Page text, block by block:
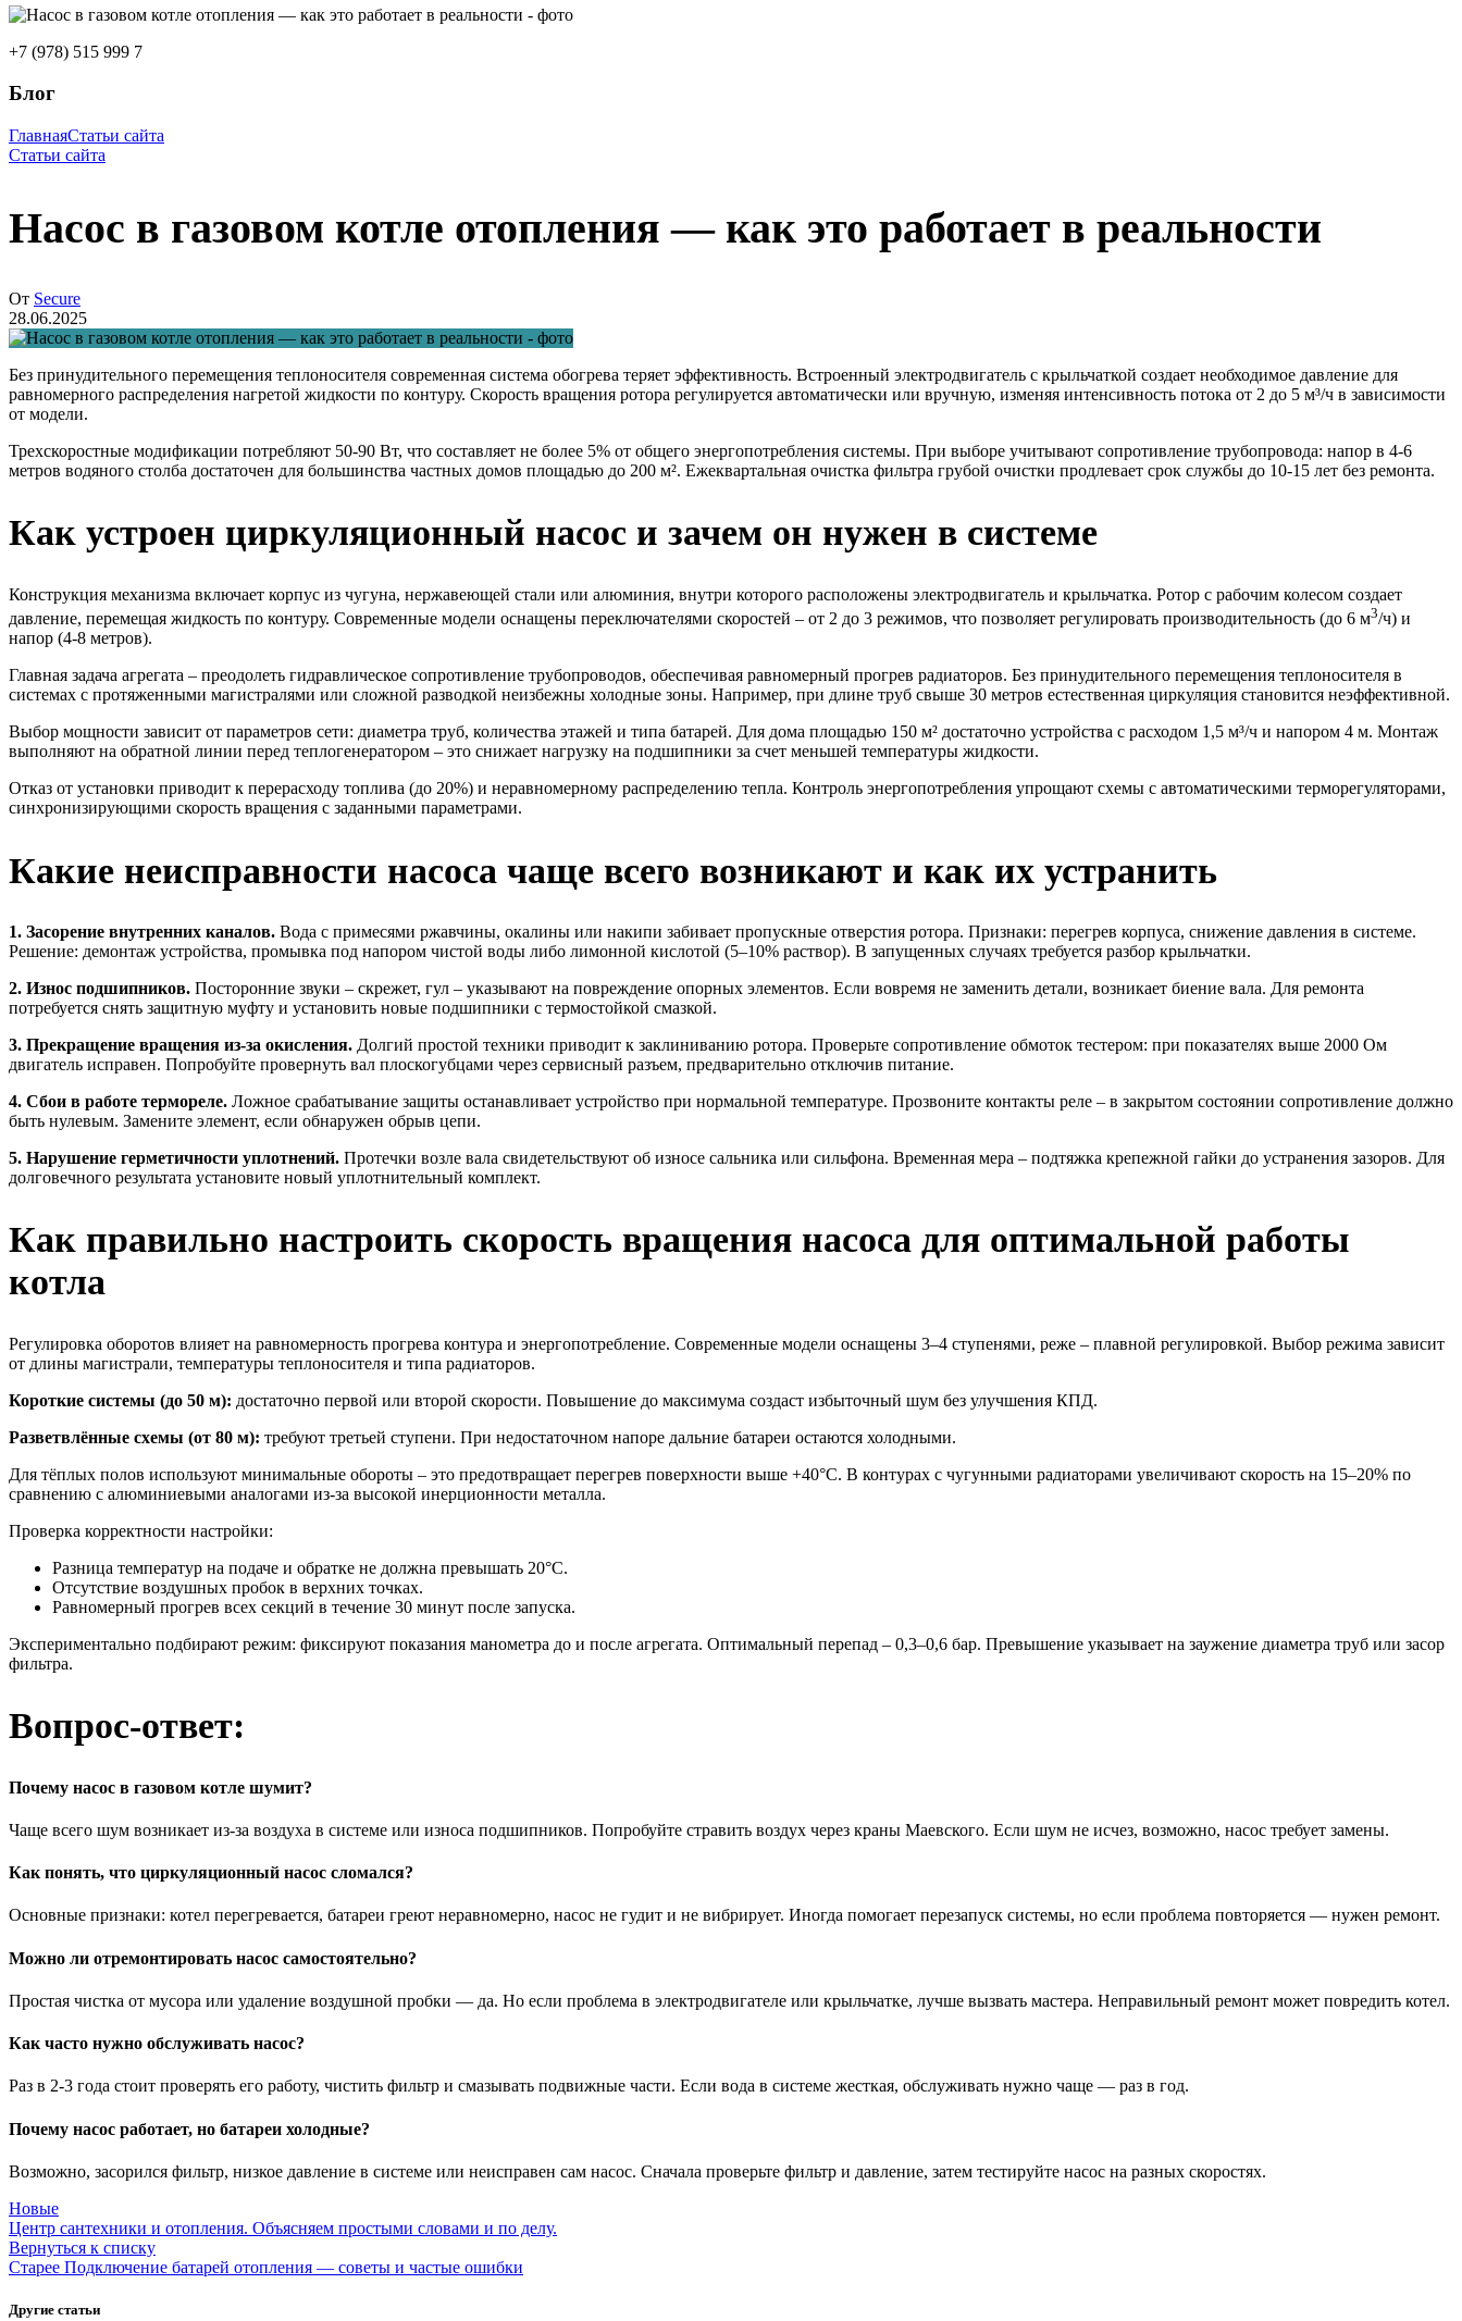
+7 (978) 515 999 7
Блог
ГлавнаяСтатьи сайта
Статьи сайта
Насос в газовом котле отопления — как это работает в реальности
От Secure
28.06.2025
Без принудительного перемещения теплоносителя современная система обогрева теряет эффективность. Встроенный электродвигатель с крыльчаткой создает необходимое давление для
равномерного распределения нагретой жидкости по контуру. Скорость вращения ротора регулируется автоматически или вручную, изменяя интенсивность потока от 2 до 5 м³/ч в зависимости
от модели.
Трехскоростные модификации потребляют 50-90 Вт, что составляет не более 5% от общего энергопотребления системы. При выборе учитывают сопротивление трубопровода: напор в 4-6
метров водяного столба достаточен для большинства частных домов площадью до 200 м². Ежеквартальная очистка фильтра грубой очистки продлевает срок службы до 10-15 лет без ремонта.
Как устроен циркуляционный насос и зачем он нужен в системе
Конструкция механизма включает корпус из чугуна, нержавеющей стали или алюминия, внутри которого расположены электродвигатель и крыльчатка. Ротор с рабочим колесом создает
давление, перемещая жидкость по контуру. Современные модели оснащены переключателями скоростей – от 2 до 3 режимов, что позволяет регулировать производительность (до 6 м3/ч) и
напор (4-8 метров).
Главная задача агрегата – преодолеть гидравлическое сопротивление трубопроводов, обеспечивая равномерный прогрев радиаторов. Без принудительного перемещения теплоносителя в
системах с протяженными магистралями или сложной разводкой неизбежны холодные зоны. Например, при длине труб свыше 30 метров естественная циркуляция становится неэффективной.
Выбор мощности зависит от параметров сети: диаметра труб, количества этажей и типа батарей. Для дома площадью 150 м² достаточно устройства с расходом 1,5 м³/ч и напором 4 м. Монтаж
выполняют на обратной линии перед теплогенератором – это снижает нагрузку на подшипники за счет меньшей температуры жидкости.
Отказ от установки приводит к перерасходу топлива (до 20%) и неравномерному распределению тепла. Контроль энергопотребления упрощают схемы с автоматическими терморегуляторами,
синхронизирующими скорость вращения с заданными параметрами.
Какие неисправности насоса чаще всего возникают и как их устранить
1. Засорение внутренних каналов. Вода с примесями ржавчины, окалины или накипи забивает пропускные отверстия ротора. Признаки: перегрев корпуса, снижение давления в системе.
Решение: демонтаж устройства, промывка под напором чистой воды либо лимонной кислотой (5–10% раствор). В запущенных случаях требуется разбор крыльчатки.
2. Износ подшипников. Посторонние звуки – скрежет, гул – указывают на повреждение опорных элементов. Если вовремя не заменить детали, возникает биение вала. Для ремонта
потребуется снять защитную муфту и установить новые подшипники с термостойкой смазкой.
3. Прекращение вращения из-за окисления. Долгий простой техники приводит к заклиниванию ротора. Проверьте сопротивление обмоток тестером: при показателях выше 2000 Ом
двигатель исправен. Попробуйте провернуть вал плоскогубцами через сервисный разъем, предварительно отключив питание.
4. Сбои в работе термореле. Ложное срабатывание защиты останавливает устройство при нормальной температуре. Прозвоните контакты реле – в закрытом состоянии сопротивление должно
быть нулевым. Замените элемент, если обнаружен обрыв цепи.
5. Нарушение герметичности уплотнений. Протечки возле вала свидетельствуют об износе сальника или сильфона. Временная мера – подтяжка крепежной гайки до устранения зазоров. Для
долговечного результата установите новый уплотнительный комплект.
Как правильно настроить скорость вращения насоса для оптимальной работы
котла
Регулировка оборотов влияет на равномерность прогрева контура и энергопотребление. Современные модели оснащены 3–4 ступенями, реже – плавной регулировкой. Выбор режима зависит
от длины магистрали, температуры теплоносителя и типа радиаторов.
Короткие системы (до 50 м): достаточно первой или второй скорости. Повышение до максимума создаст избыточный шум без улучшения КПД.
Разветвлённые схемы (от 80 м): требуют третьей ступени. При недостаточном напоре дальние батареи остаются холодными.
Для тёплых полов используют минимальные обороты – это предотвращает перегрев поверхности выше +40°C. В контурах с чугунными радиаторами увеличивают скорость на 15–20% по
сравнению с алюминиевыми аналогами из-за высокой инерционности металла.
Проверка корректности настройки:
Разница температур на подаче и обратке не должна превышать 20°C.
Отсутствие воздушных пробок в верхних точках.
Равномерный прогрев всех секций в течение 30 минут после запуска.
Экспериментально подбирают режим: фиксируют показания манометра до и после агрегата. Оптимальный перепад – 0,3–0,6 бар. Превышение указывает на заужение диаметра труб или засор
фильтра.
Вопрос-ответ:
Почему насос в газовом котле шумит?
Чаще всего шум возникает из-за воздуха в системе или износа подшипников. Попробуйте стравить воздух через краны Маевского. Если шум не исчез, возможно, насос требует замены.
Как понять, что циркуляционный насос сломался?
Основные признаки: котел перегревается, батареи греют неравномерно, насос не гудит и не вибрирует. Иногда помогает перезапуск системы, но если проблема повторяется — нужен ремонт.
Можно ли отремонтировать насос самостоятельно?
Простая чистка от мусора или удаление воздушной пробки — да. Но если проблема в электродвигателе или крыльчатке, лучше вызвать мастера. Неправильный ремонт может повредить котел.
Как часто нужно обслуживать насос?
Раз в 2-3 года стоит проверять его работу, чистить фильтр и смазывать подвижные части. Если вода в системе жесткая, обслуживать нужно чаще — раз в год.
Почему насос работает, но батареи холодные?
Возможно, засорился фильтр, низкое давление в системе или неисправен сам насос. Сначала проверьте фильтр и давление, затем тестируйте насос на разных скоростях.
Новые
Центр сантехники и отопления. Объясняем простыми словами и по делу.
Вернуться к списку
Старее Подключение батарей отопления — советы и частые ошибки
Другие статьи